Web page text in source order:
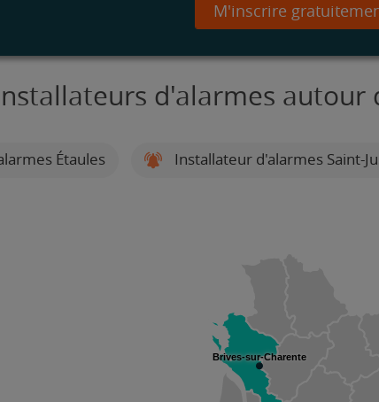
M'inscrire
d'alarmes autour
Étaules Installateur d'alarmes Saint-
Brives-sur-Charente